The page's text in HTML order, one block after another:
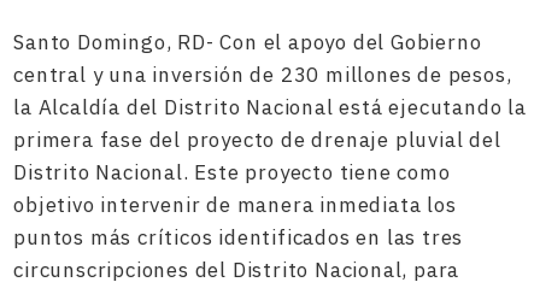
Santo Domingo, RD- Con el apoyo del Gobierno
central y una inversión de 230 millones de pesos,
la Alcaldía del Distrito Nacional está ejecutando la
primera fase del proyecto de drenaje pluvial del
Distrito Nacional. Este proyecto tiene como
objetivo intervenir de manera inmediata los
puntos más críticos identificados en las tres
circunscripciones del Distrito Nacional, para